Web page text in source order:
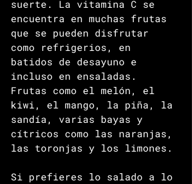
suerte. La vitamina C se
encuentra en muchas frutas
que se pueden disfrutar
como refrigerios, en
batidos de desayuno e
incluso en ensaladas.
Frutas como el melón, el
kiwi, el mango, la piña, la
sandía, varias bayas y
cítricos como las naranjas,
las toronjas y los limones.
Si prefieres lo salado a lo